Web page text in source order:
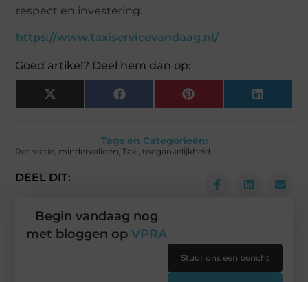
respect en investering.
https://www.taxiservicevandaag.nl/
Goed artikel? Deel hem dan op:
X
(Twitter)
Facebook Pinterest LinkedIn
Tags en Categorieën:
Recreatie, mindervaliden, Taxi, toegankelijkheid
DEEL DIT:
Begin vandaag nog
met bloggen opVPRA
Stuur ons een bericht